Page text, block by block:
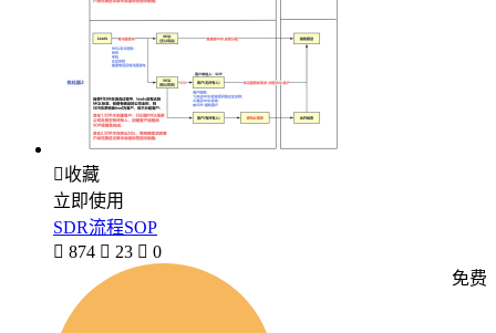
收藏
立即使用
SDR流程SOP
 874  23  0
免费